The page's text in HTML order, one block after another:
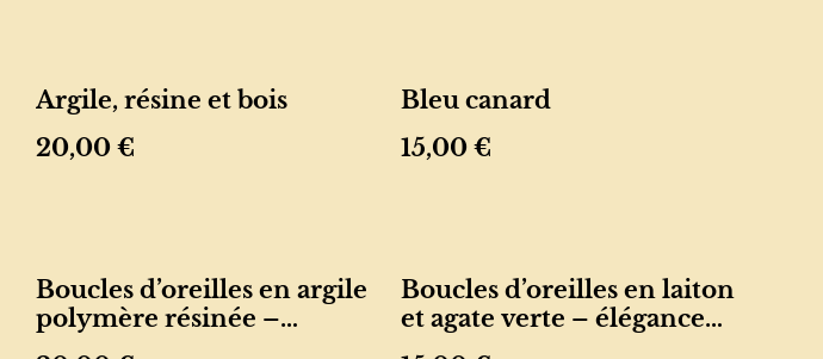
Argile, résine et bois
20,00 €
Bleu canard
15,00 €
Boucles d’oreilles en argile
polymère résinée –
Boucles d’oreilles en laiton
et agate verte – élégance
minimaliste